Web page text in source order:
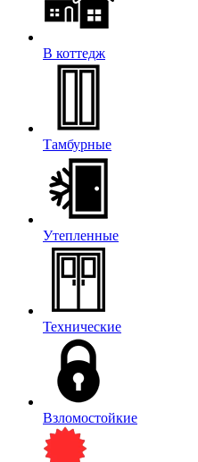
В коттедж
Тамбурные
Утепленные
Технические
Взломостойкие